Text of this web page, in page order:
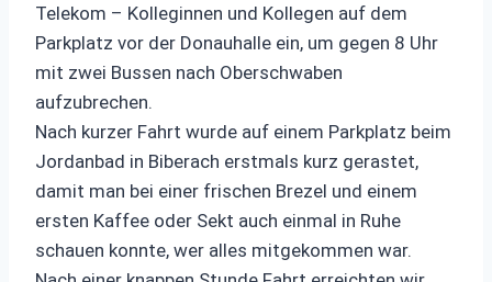
Telekom – Kolleginnen und Kollegen auf dem
Parkplatz vor der Donauhalle ein, um gegen 8 Uhr
mit zwei Bussen nach Oberschwaben
aufzubrechen.
Nach kurzer Fahrt wurde auf einem Parkplatz beim
Jordanbad in Biberach erstmals kurz gerastet,
damit man bei einer frischen Brezel und einem
ersten Kaffee oder Sekt auch einmal in Ruhe
schauen konnte, wer alles mitgekommen war.